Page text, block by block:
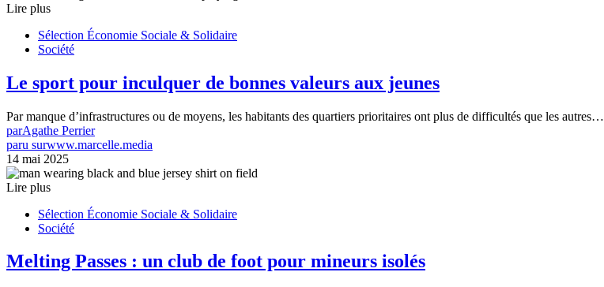
Lire plus
Sélection Économie Sociale & Solidaire
Société
Le sport pour inculquer de bonnes valeurs aux jeunes
Par manque d’infrastructures ou de moyens, les habitants des quartiers prioritaires ont plus de difficultés que les autres…
parAgathe Perrier
paru surwww.marcelle.media
14 mai 2025
Lire plus
Sélection Économie Sociale & Solidaire
Société
Melting Passes : un club de foot pour mineurs isolés